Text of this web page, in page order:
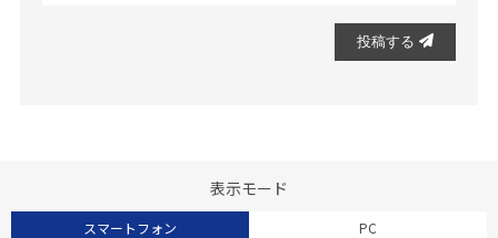
投稿する
表示モード
スマートフォン PC